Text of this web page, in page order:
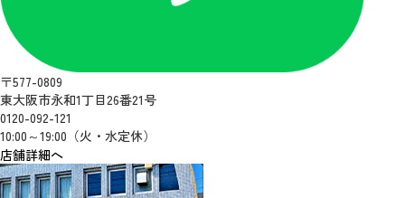
〒577-0809
東大阪市永和1丁目26番21号
0120-092-121
10:00～19:00（火・水定休）
店舗詳細へ